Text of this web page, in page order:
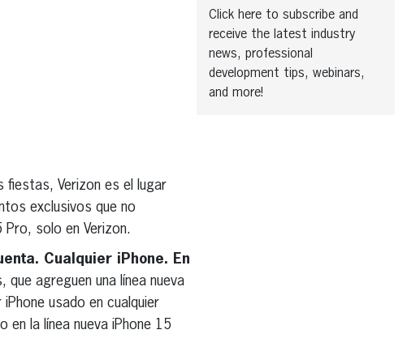
Verizon es el lugar
exclusivos que no
solo en Verizon.
Cualquier iPhone. En
agreguen una línea nueva
usado en cualquier
la línea nueva iPhone 15
Click here to subscribe and
receive the latest industry
news, professional
development tips, webinars,
and more!